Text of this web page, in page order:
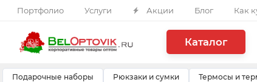
Портфолио Услуги Акции Блог Как
Каталог
Подарочные наборы Рюкзаки и сумки Термосы и